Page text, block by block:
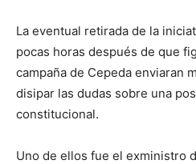
La eventual retirada de la
pocas horas después de que
campaña de Cepeda enviaran
disipar las dudas sobre una
constitucional.
Uno de ellos fue el exministro